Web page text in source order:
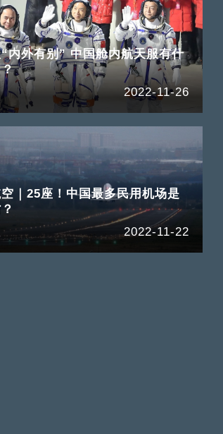
内外有别” 中国舱内航天服有什
2022-11-26
｜25座！中国最多民用机场是
2022-11-22